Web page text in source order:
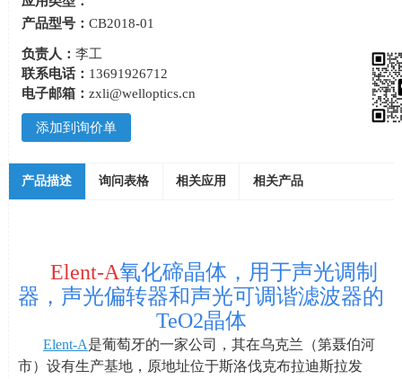
产品型号：CB2018-01
负责人：李工
联系电话： 13691926712
电子邮箱：zxli@welloptics.cn
添加到询价单
产品描述 询问表格 相关应用 相关产品
Elent-A氧化碲晶体，用于声光调制
器，声光偏转器和声光可调谐滤波器的
TeO2晶体
Elent-A是葡萄牙的一家公司，其在乌克兰（第聂伯河
市）设有生产基地，原地址位于斯洛伐克布拉迪斯拉发